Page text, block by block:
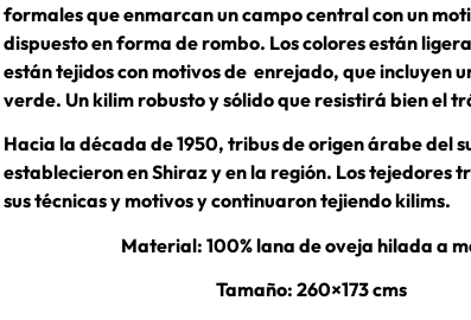
formales que enmarcan un campo central con un
dispuesto en forma de rombo. Los colores están
están tejidos con motivos de enrejado, que incluyen
verde. Un kilim robusto y sólido que resistirá bien el
Hacia la década de 1950, tribus de origen árabe del
establecieron en Shiraz y en la región. Los tejedores
sus técnicas y motivos y continuaron tejiendo kilims.
Material: 100% lana de oveja hilada a
Tamaño: 260×173 cms